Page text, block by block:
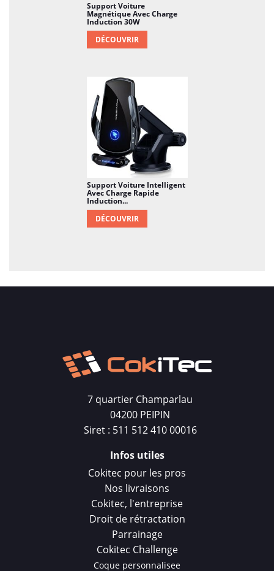
Support Voiture
Magnétique Avec Charge
Induction 30W
DÉCOUVRIR
Support Voiture Intelligent
Avec Charge Rapide
Induction...
DÉCOUVRIR
7 quartier Champarlau
04200 PEIPIN
Siret : 511 512 410 00016
Infos utiles
Cokitec pour les pros
Nos livraisons
Cokitec, l'entreprise
Droit de rétractation
Parrainage
Cokitec Challenge
Coque personnalisee